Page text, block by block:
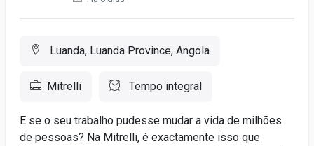
Luanda, Luanda Province, Angola
Mitrelli Tempo integral
E se o seu trabalho pudesse mudar a vida de milhões
de pessoas? Na Mitrelli, é exactamente isso que